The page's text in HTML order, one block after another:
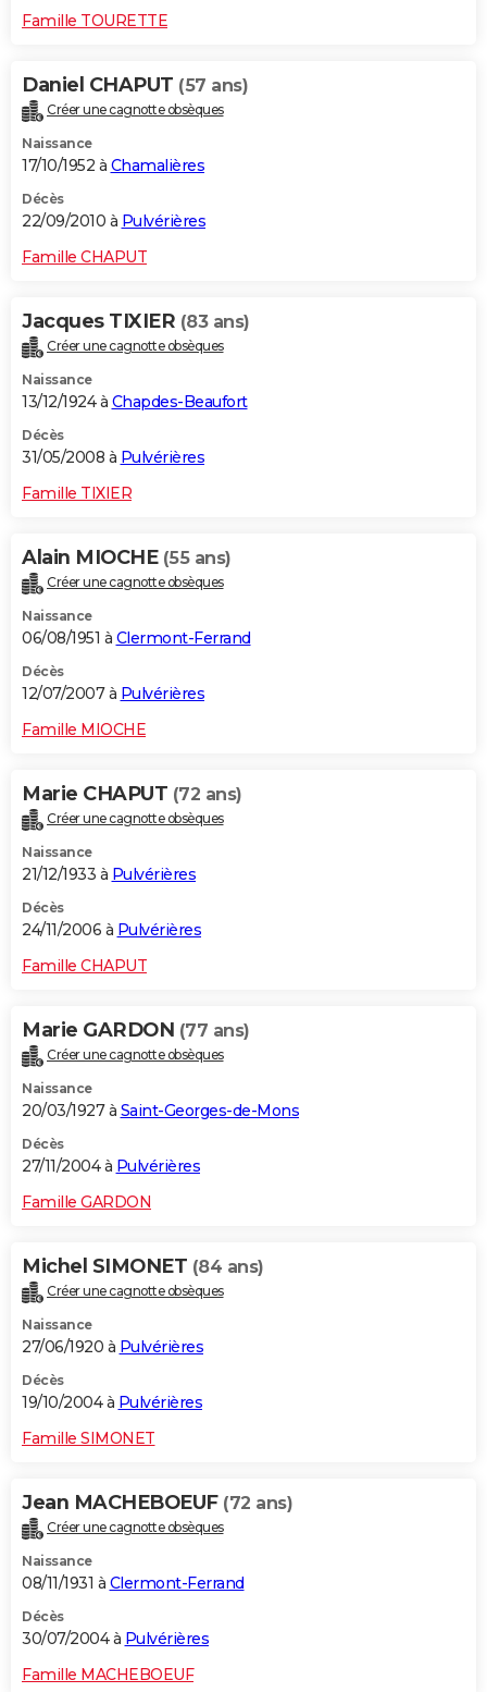
Famille TOURETTE
Daniel CHAPUT (57 ans)
Créer une cagnotte obsèques
Naissance
17/10/1952 à Chamalières
Décès
22/09/2010 à Pulvérières
Famille CHAPUT
Jacques TIXIER (83 ans)
Créer une cagnotte obsèques
Naissance
13/12/1924 à Chapdes-Beaufort
Décès
31/05/2008 à Pulvérières
Famille TIXIER
Alain MIOCHE (55 ans)
Créer une cagnotte obsèques
Naissance
06/08/1951 à Clermont-Ferrand
Décès
12/07/2007 à Pulvérières
Famille MIOCHE
Marie CHAPUT (72 ans)
Créer une cagnotte obsèques
Naissance
21/12/1933 à Pulvérières
Décès
24/11/2006 à Pulvérières
Famille CHAPUT
Marie GARDON (77 ans)
Créer une cagnotte obsèques
Naissance
20/03/1927 à Saint-Georges-de-Mons
Décès
27/11/2004 à Pulvérières
Famille GARDON
Michel SIMONET (84 ans)
Créer une cagnotte obsèques
Naissance
27/06/1920 à Pulvérières
Décès
19/10/2004 à Pulvérières
Famille SIMONET
Jean MACHEBOEUF (72 ans)
Créer une cagnotte obsèques
Naissance
08/11/1931 à Clermont-Ferrand
Décès
30/07/2004 à Pulvérières
Famille MACHEBOEUF